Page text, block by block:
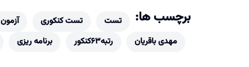
برچسب ها: تست تست کنکوری آزمون
مهدی باقریان
رتبه63کنکور برنامه ریزی